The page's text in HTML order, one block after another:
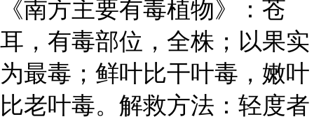
《南方主要有毒植物》：苍
耳，有毒部位，全株；以果实
为最毒；鲜叶比干叶毒，嫩叶
比老叶毒。解救方法：轻度者